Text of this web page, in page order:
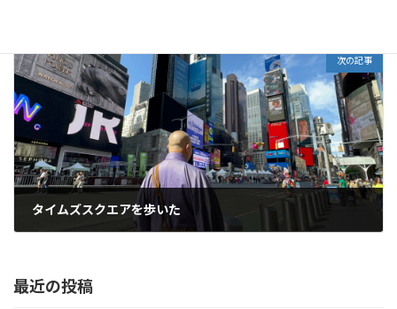
次の記事
タイムズスクエアを歩いた
最近の投稿